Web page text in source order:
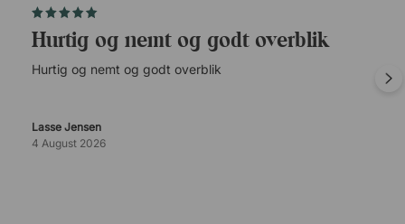
Hurtig og nemt og godt overblik
Hurtig og nemt og godt overblik
Lasse Jensen
4 August 2026